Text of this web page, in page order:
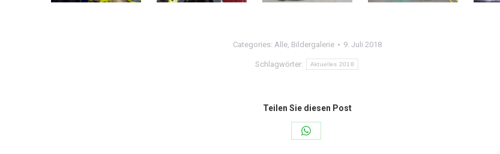
Categories: Alle, Bildergalerie 9. Juli 2018
Schlagwörter: Aktuelles 2018
Teilen Sie diesen Post
Share